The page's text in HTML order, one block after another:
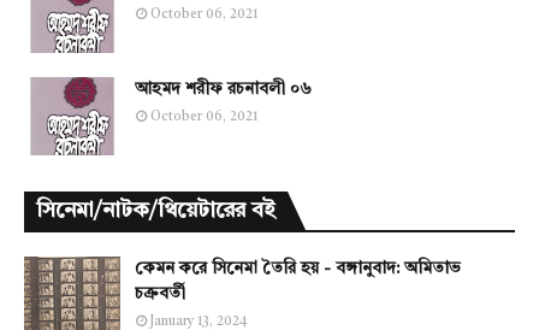
October 06, 2021
আহমদ শরীফ রচনাবলী ০৬
October 06, 2021
সিনেমা/নাটক/থিয়েটারের বই
কেমন করে সিনেমা তৈরি হয় - বঙ্গানুবাদ: অমিতাভ
চক্রবর্তী
January 13, 2024